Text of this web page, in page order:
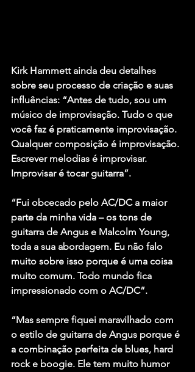
Kirk Hammett ainda deu detalhes
sobre seu processo de criação e suas
influências: “Antes de tudo, sou um
músico de improvisação. Tudo o que
você faz é praticamente improvisação.
Qualquer composição é improvisação.
Escrever melodias é improvisar.
Improvisar é tocar guitarra”.
“Fui obcecado pelo AC/DC a maior
parte da minha vida – os tons de
guitarra de Angus e Malcolm Young,
toda a sua abordagem. Eu não falo
muito sobre isso porque é uma coisa
muito comum. Todo mundo fica
impressionado com o AC/DC”.
“Mas sempre fiquei maravilhado com
o estilo de guitarra de Angus porque é
a combinação perfeita de blues, hard
rock e boogie. Ele tem muito humor